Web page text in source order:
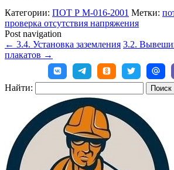
Категории: ПОТ Р М-016-2001 Метки:
проверка отсутствия напряжения
Post navigation
← 3.4. Установка заземления 3.2.
плакатов →
Найти: